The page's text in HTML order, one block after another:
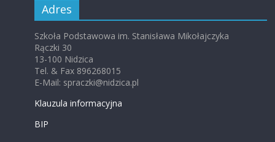
Adres
Szkoła Podstawowa im. Stanisława Mikołajczyka
Rączki 30
13-100 Nidzica
Tel. & Fax 896268015
E-Mail: spraczki@nidzica.pl
Klauzula informacyjna
BIP